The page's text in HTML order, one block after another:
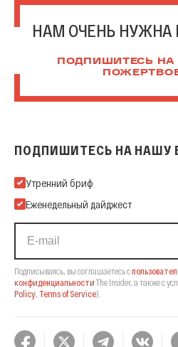
НАМ ОЧЕНЬ
ПОДПИШИТЕСЬ НА
ПОДПИШИТЕСЬ НА НАШУ
Подпишитесь на нашу Email-
Утренний бриф
Еженедельный дайджест
Подписываясь, вы соглашаетесь с
конфиденциальности The Insider, а также с
Policy, Terms of Service).